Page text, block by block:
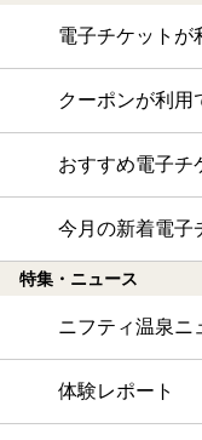
電子チケットが
クーポンが利用
おすすめ電子チ
今月の新着電子
特集・ニュース
ニフティ温泉ニ
体験レポート